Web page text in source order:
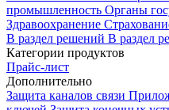
промышленность Органы
Здравоохранение
В раздел решений В раздел
Категории продуктов
Прайс-лист
Дополнительно
Защита каналов связи